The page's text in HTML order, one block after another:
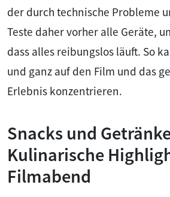
der durch technische Probleme
Teste daher vorher alle Geräte,
dass alles reibungslos läuft. So
und ganz auf den Film und das
Erlebnis konzentrieren.
Snacks und
Kulinarische
Filmabend